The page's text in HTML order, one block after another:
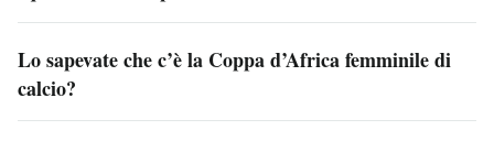
Lo sapevate che c’è la Coppa d’Africa femminile di
calcio?